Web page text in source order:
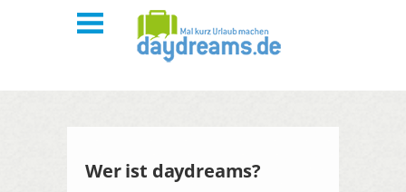
Kunden & Partner binden
Wer ist daydreams?